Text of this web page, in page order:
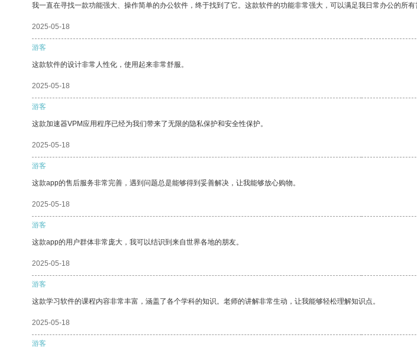
我一直在寻找一款功能强大、操作简单的办公软件，终于找到了它。这款软件的功能非常强大，可以满足我日常办公的所
2025-05-18
游客
这款软件的设计非常人性化，使用起来非常舒服。
2025-05-18
游客
这款加速器VPM应用程序已经为我们带来了无限的隐私保护和安全性保护。
2025-05-18
游客
这款app的售后服务非常完善，遇到问题总是能够得到妥善解决，让我能够放心购物。
2025-05-18
游客
这款app的用户群体非常庞大，我可以结识到来自世界各地的朋友。
2025-05-18
游客
这款学习软件的课程内容非常丰富，涵盖了各个学科的知识。老师的讲解非常生动，让我能够轻松理解知识点。
2025-05-18
游客